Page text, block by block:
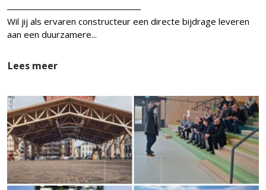
Wil jij als ervaren constructeur een directe bijdrage leveren
aan een duurzamere...
Lees meer